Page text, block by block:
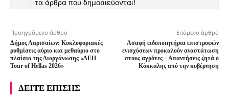
τα άρθρα που δημοσιεύονται!
Προηγούμενο άρθρο
Δήμος Λαρισαίων: Κυκλοφοριακές
ρυθμίσεις αύριο και μεθαύριο στο
πλαίσιο της Διοργάνωσης «ΔΕΗ
Tour of Hellas 2026»
Επόμενο άρθρο
Ασαφή ειδοποιητήρια επιστροφών
ενισχύσεων προκαλούν αναστάτωση
στους αγρότες – Απαντήσεις ζητά ο
Κόκκαλης από την κυβέρνηση
ΔΕΙΤΕ ΕΠΙΣΗΣ